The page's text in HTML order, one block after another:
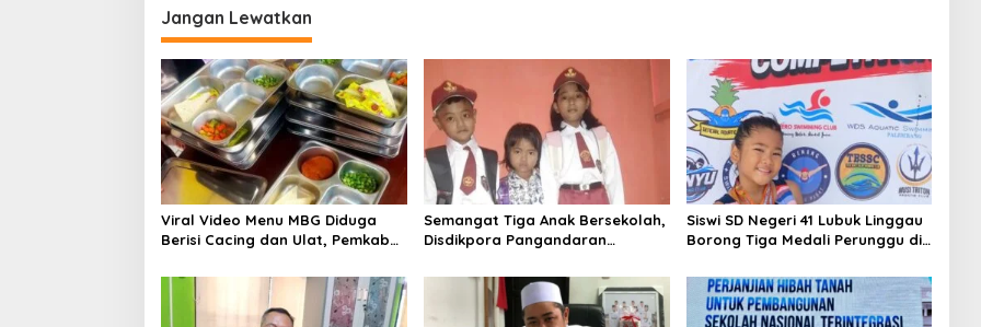
Jangan Lewatkan
Viral Video Menu MBG Diduga
Berisi Cacing dan Ulat, Pemkab
Semangat Tiga Anak Bersekolah,
Disdikpora Pangandaran
Terpenuhi
Siswi SD Negeri 41 Lubuk Linggau
Borong Tiga Medali Perunggu di
Palembang